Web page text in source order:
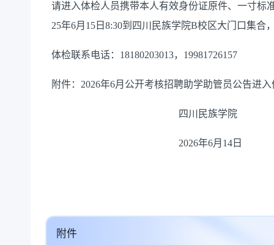
请进入体检人员携带本人有效身份证原件、一寸标
25年6月15日8:30到四川民族学院B校区大门口集
体检联系电话：18180203013，19981726157
附件：2026年6月公开考核招聘助学助管员公告进
四川民族学院
2026年6月14日
附件